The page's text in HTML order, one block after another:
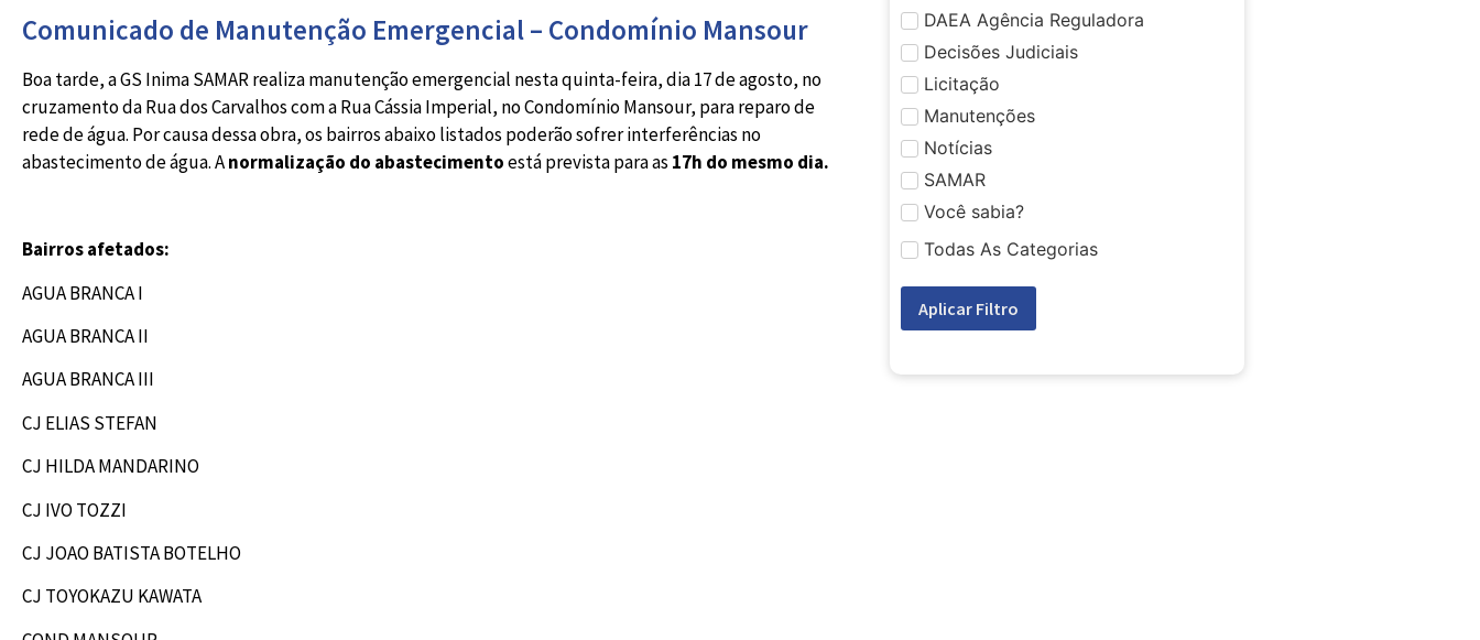
Comunicado de Manutenção Emergencial – Condomínio Mansour
Boa tarde, a GS Inima SAMAR realiza manutenção emergencial nesta quinta-feira, dia 17 de agosto, no
cruzamento da Rua dos Carvalhos com a Rua Cássia Imperial, no Condomínio Mansour, para reparo de
rede de água. Por causa dessa obra, os bairros abaixo listados poderão sofrer interferências no
abastecimento de água. Anormalização do abastecimentoestá prevista para as 17h do mesmo dia.
Bairros afetados:
AGUA BRANCA I
AGUA BRANCA II
AGUA BRANCA III
CJ ELIAS STEFAN
CJ HILDA MANDARINO
CJ IVO TOZZI
CJ JOAO BATISTA BOTELHO
CJ TOYOKAZU KAWATA
DAEA Agência Reguladora
Decisões Judiciais
Licitação
Manutenções
Notícias
SAMAR
Você sabia?
Todas As Categorias
Aplicar Filtro